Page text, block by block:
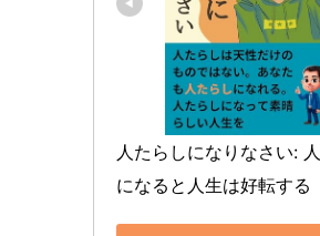
人たらしになりなさい:
になると人生は好転する